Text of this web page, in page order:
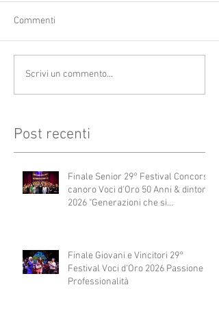
Commenti
Scrivi un commento...
Post recenti
Finale Senior 29° Festival Concorso
canoro Voci d'Oro 50 Anni & dintorni
2026 "Generazioni che si
Finale Giovani e Vincitori 29°
Festival Voci d'Oro 2026 Passione e
Professionalità